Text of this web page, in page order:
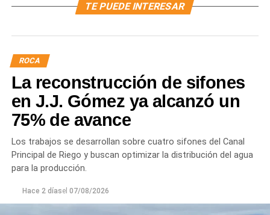
TE PUEDE INTERESAR
ROCA
La reconstrucción de sifones
en J.J. Gómez ya alcanzó un
75% de avance
Los trabajos se desarrollan sobre cuatro sifones del Canal
Principal de Riego y buscan optimizar la distribución del agua
para la producción.
Hace 2 díasel 07/08/2026